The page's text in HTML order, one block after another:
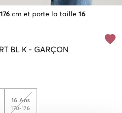
176 cm et porte la taille 16
BL K - GARÇON
16 Ans
170-176